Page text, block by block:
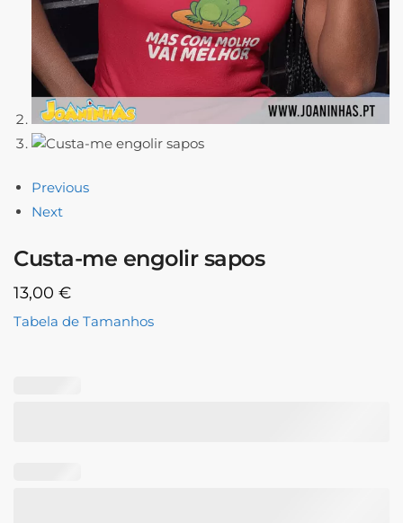
Previous
Next
Custa-me engolir sapos
13,00 €
Tabela de Tamanhos